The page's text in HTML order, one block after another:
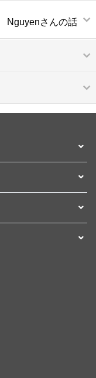
Nguyenさんの話